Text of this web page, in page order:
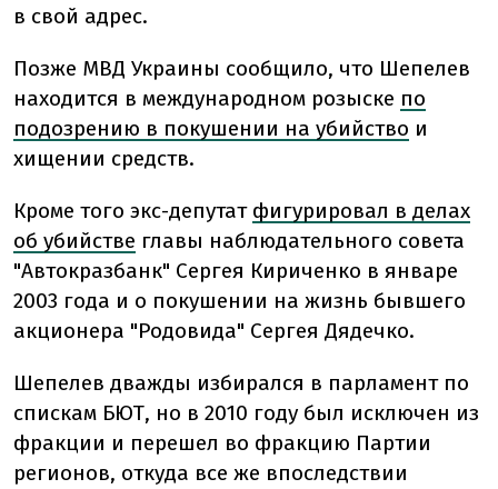
в свой адрес.
Позже МВД Украины сообщило, что Шепелев
находится в международном розыске по
подозрению в покушении на убийство и
хищении средств.
Кроме того экс-депутат фигурировал в делах
об убийстве главы наблюдательного совета
"Автокразбанк" Сергея Кириченко в январе
2003 года и о покушении на жизнь бывшего
акционера "Родовида" Сергея Дядечко.
Шепелев дважды избирался в парламент по
спискам БЮТ, но в 2010 году был исключен из
фракции и перешел во фракцию Партии
регионов, откуда все же впоследствии